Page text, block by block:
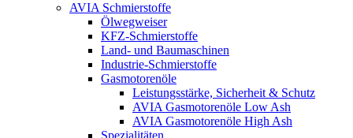
AVIA Schmierstoffe
Ölwegweiser
KFZ-Schmierstoffe
Land- und Baumaschinen
Industrie-Schmierstoffe
Gasmotorenöle
Leistungsstärke, Sicherheit & Schutz
AVIA Gasmotorenöle Low Ash
AVIA Gasmotorenöle High Ash
Spezialitäten